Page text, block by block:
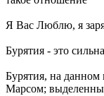
Я Вас Люблю, я
Бурятия - это
Бурятия, на данном
Марсом;